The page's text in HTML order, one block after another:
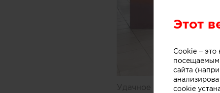
Удачное решение
Этот
Cookie –
сайта
cookie